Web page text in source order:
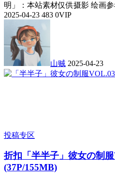
明」：本站素材仅供摄影 绘画
2025-04-23 483 0VIP
山贼 2025-04-23
投稿专区
折扣 「半半子」彼女の制
(37P/155MB)